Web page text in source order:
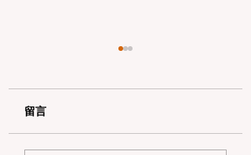
留言